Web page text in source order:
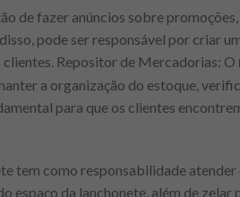
de fazer anúncios sobre
pode ser responsável por criar
Repositor de Mercadorias: O
a organização do estoque,
para que os clientes
tem como responsabilidade
espaço da lanchonete, além de zelar